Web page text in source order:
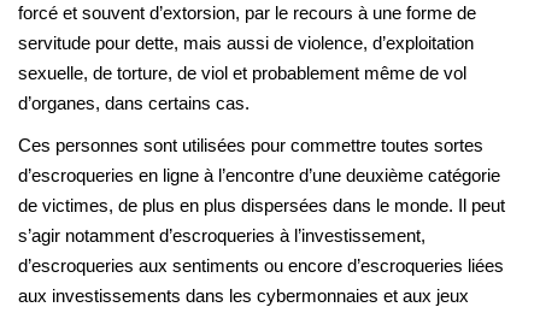
forcé et souvent d’extorsion, par le recours à une forme de
servitude pour dette, mais aussi de violence, d’exploitation
sexuelle, de torture, de viol et probablement même de vol
d’organes, dans certains cas.
Ces personnes sont utilisées pour commettre toutes sortes
d’escroqueries en ligne à l’encontre d’une deuxième catégorie
de victimes, de plus en plus dispersées dans le monde. Il peut
s’agir notamment d’escroqueries à l’investissement,
d’escroqueries aux sentiments ou encore d’escroqueries liées
aux investissements dans les cybermonnaies et aux jeux